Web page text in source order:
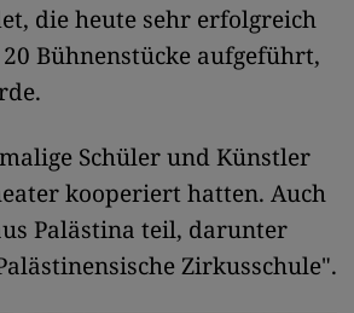
die heute sehr erfolgreich
Bühnenstücke aufgeführt,
Schüler und Künstler
kooperiert hatten. Auch
Palästina teil, darunter
Zirkusschule".